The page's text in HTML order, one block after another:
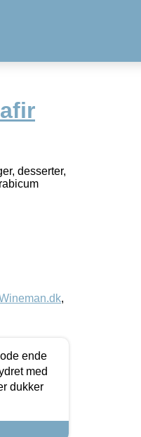
desserter,
,
ende
med
dukker